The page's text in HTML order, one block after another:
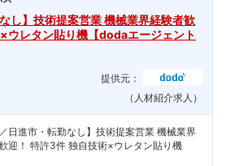
し】技術提案営業 機械業界経験者歓
ウレタン貼り機【dodaエージェント
提供元：
（人材紹介求人）
／日進市・転勤なし】技術提案営業 機械業界
迎！ 特許3件 独自技術×ウレタン貼り機